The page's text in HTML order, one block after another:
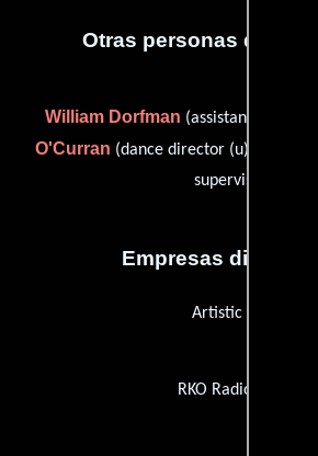
Otras personas que
William Dorfman (assistant to the
O'Curran (dance director (u)) y
supervisor (u))
Empresas
Artistic License
RKO Radio Pictures